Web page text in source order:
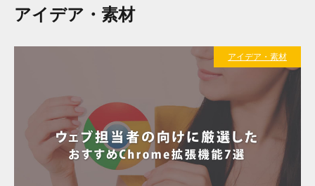
アイデア・素材
アイデア・素材